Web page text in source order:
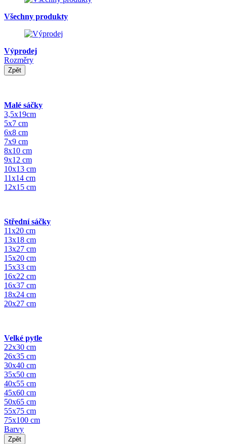
Všechny produkty
Výprodej
Rozměry
Zpět
Malé sáčky
3,5x19cm
5x7 cm
6x8 cm
7x9 cm
8x10 cm
9x12 cm
10x13 cm
11x14 cm
12x15 cm
Střední sáčky
11x20 cm
13x18 cm
13x27 cm
15x20 cm
15x33 cm
16x22 cm
16x37 cm
18x24 cm
20x27 cm
Velké pytle
22x30 cm
26x35 cm
30x40 cm
35x50 cm
40x55 cm
45x60 cm
50x65 cm
55x75 cm
75x100 cm
Barvy
Zpět